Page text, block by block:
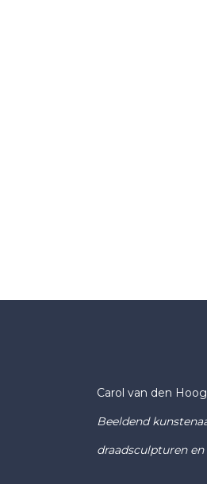
Carol van den
Beeldend
draadsculpturen